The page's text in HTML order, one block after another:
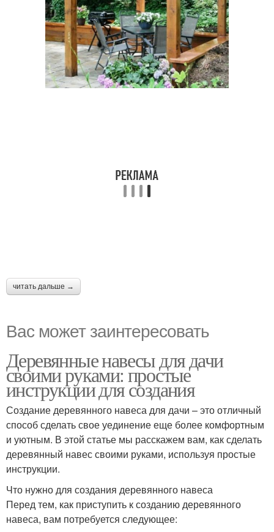
читать дальше →
Вас может заинтересовать
Деревянные навесы для дачи
своими руками: простые
инструкции для создания
Создание деревянного навеса для дачи – это отличный
способ сделать свое уединение еще более комфортным
и уютным. В этой статье мы расскажем вам, как сделать
деревянный навес своими руками, используя простые
инструкции.
Что нужно для создания деревянного навеса
Перед тем, как приступить к созданию деревянного
навеса, вам потребуется следующее: